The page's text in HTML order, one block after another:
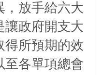
，放手給六大
讓政府開支大
得所預期的效
至各單項總會